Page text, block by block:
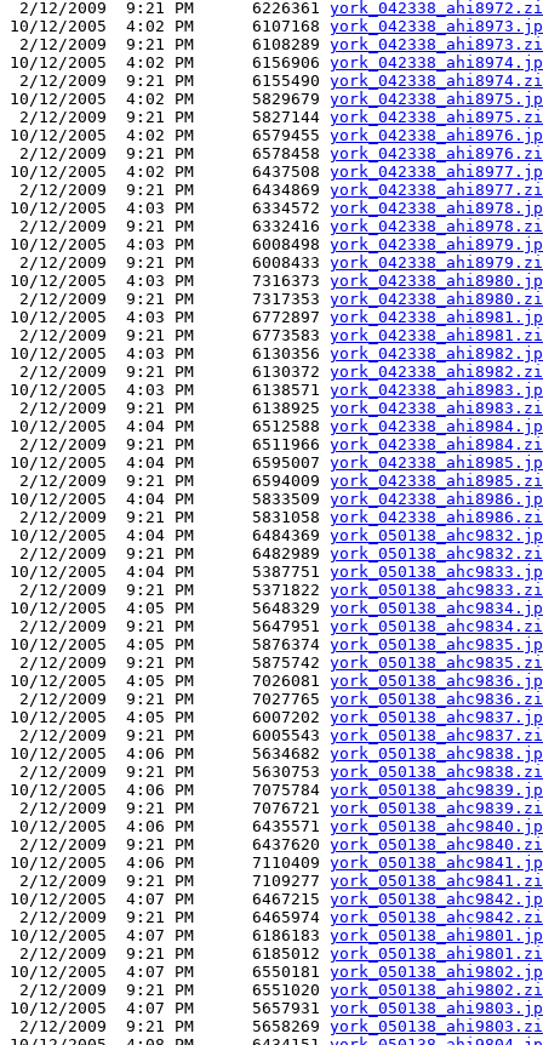
2/12/2009  9:21 PM      6226361
10/12/2005  4:02 PM      6107168
2/12/2009  9:21 PM      6108289
10/12/2005  4:02 PM      6156906
2/12/2009  9:21 PM      6155490
10/12/2005  4:02 PM      5829679
2/12/2009  9:21 PM      5827144
10/12/2005  4:02 PM      6579455
2/12/2009  9:21 PM      6578458
10/12/2005  4:02 PM      6437508
2/12/2009  9:21 PM      6434869
10/12/2005  4:03 PM      6334572
2/12/2009  9:21 PM      6332416
10/12/2005  4:03 PM      6008498
2/12/2009  9:21 PM      6008433
10/12/2005  4:03 PM      7316373
2/12/2009  9:21 PM      7317353
10/12/2005  4:03 PM      6772897
2/12/2009  9:21 PM      6773583
10/12/2005  4:03 PM      6130356
2/12/2009  9:21 PM      6130372
10/12/2005  4:03 PM      6138571
2/12/2009  9:21 PM      6138925
10/12/2005  4:04 PM      6512588
2/12/2009  9:21 PM      6511966
10/12/2005  4:04 PM      6595007
2/12/2009  9:21 PM      6594009
10/12/2005  4:04 PM      5833509
2/12/2009  9:21 PM      5831058
10/12/2005  4:04 PM      6484369
2/12/2009  9:21 PM      6482989
10/12/2005  4:04 PM      5387751
2/12/2009  9:21 PM      5371822
10/12/2005  4:05 PM      5648329
2/12/2009  9:21 PM      5647951
10/12/2005  4:05 PM      5876374
2/12/2009  9:21 PM      5875742
10/12/2005  4:05 PM      7026081
2/12/2009  9:21 PM      7027765
10/12/2005  4:05 PM      6007202
2/12/2009  9:21 PM      6005543
10/12/2005  4:06 PM      5634682
2/12/2009  9:21 PM      5630753
10/12/2005  4:06 PM      7075784
2/12/2009  9:21 PM      7076721
10/12/2005  4:06 PM      6435571
2/12/2009  9:21 PM      6437620
10/12/2005  4:06 PM      7110409
2/12/2009  9:21 PM      7109277
10/12/2005  4:07 PM      6467215
2/12/2009  9:21 PM      6465974
10/12/2005  4:07 PM      6186183
2/12/2009  9:21 PM      6185012
10/12/2005  4:07 PM      6550181
2/12/2009  9:21 PM      6551020
10/12/2005  4:07 PM      5657931
2/12/2009  9:21 PM      5658269